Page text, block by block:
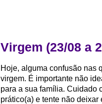
Virgem (23/08 a
Hoje, alguma confusão nas
virgem. É importante não
para a sua família. Cuidado
prático(a) e tente não